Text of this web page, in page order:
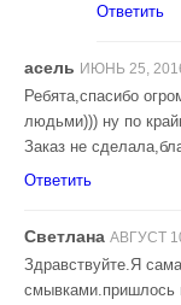
Ответить
асель ИЮНЬ 25,
Ребята,спасибо
людьми))) ну по
Заказ не
Ответить
Светлана АВГУСТ
Здравствуйте.Я
смывками.пришлось